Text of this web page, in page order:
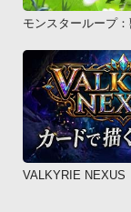
モンスターループ
VALKYRIE NEXUS